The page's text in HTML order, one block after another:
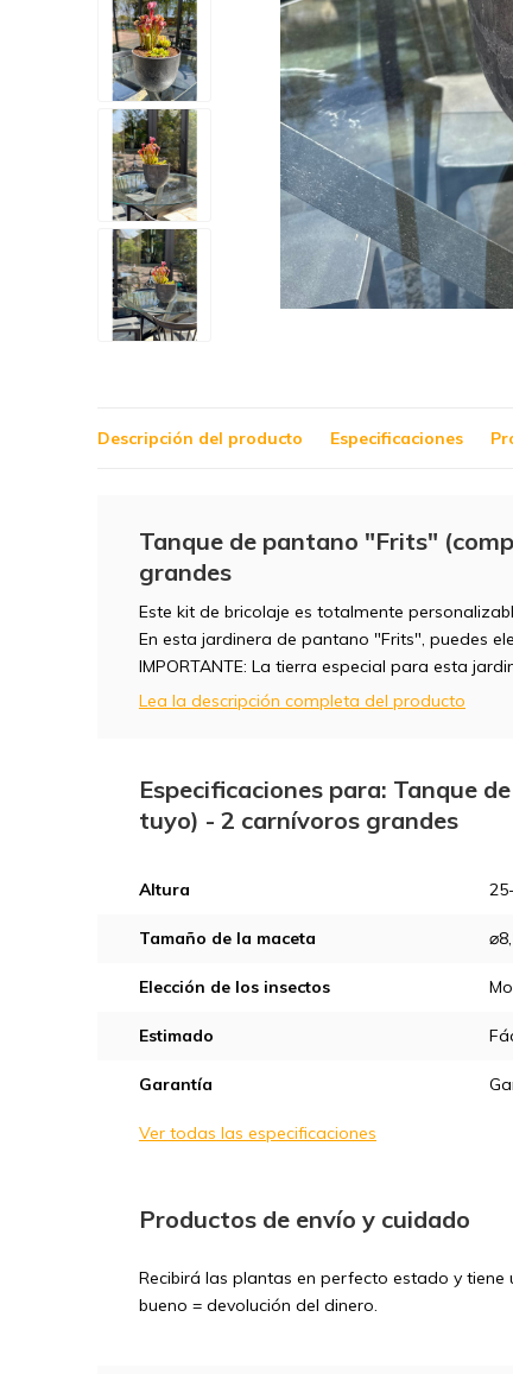
Descripción del producto Especificaciones
Tanque de pantano "Frits"
grandes
Este kit de bricolaje es totalmente
En esta jardinera de pantano "Frits", puedes
IMPORTANTE: La tierra especial para esta
Lea la descripción completa del producto
Especificaciones para: Tanque
tuyo) - 2 carnívoros grandes
Altura
Tamaño de la maceta
Elección de los insectos
Estimado
Garantía
Ver todas las especificaciones
Productos de envío y cuidado
Recibirá las plantas en perfecto estado y
bueno = devolución del dinero.